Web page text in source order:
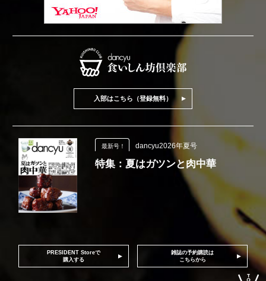
入部はこちら（登録無料）
最新号！ dancyu2026年夏号
特集：夏はガツンと肉中華
PRESIDENT Storeで
購入する
雑誌の予約購読は
こちらから